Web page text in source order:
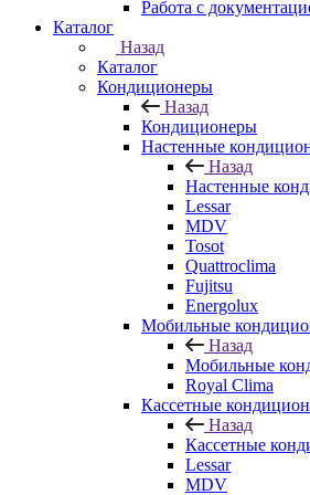
Работа с
Каталог
Назад
Каталог
Кондиционеры
Назад
Кондиционеры
Настенные
Назад
Настенные
Lessar
MDV
Tosot
Quattroclima
Fujitsu
Energolux
Мобильные
Назад
Мобильные
Royal Clima
Кассетные
Назад
Кассетные
Lessar
MDV